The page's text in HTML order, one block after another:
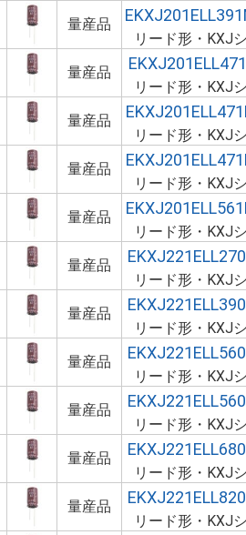
量産品
リード形・KXJ
量産品
リード形・KXJ
量産品
リード形・KXJ
量産品
リード形・KXJ
量産品
リード形・KXJ
量産品
リード形・KXJ
量産品
リード形・KXJ
量産品
リード形・KXJ
量産品
リード形・KXJ
量産品
リード形・KXJ
量産品
リード形・KXJ